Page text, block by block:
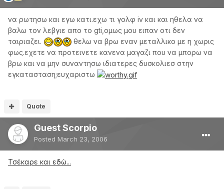
να ρωτησω και εγω κατι.εχω τι γολφ iv και και ηθελα να
βαλω τον λεβγιε απο το gti,ομως μου ειπαν οτι δεν
ταιριαζει.
θελω να βρω εναν μεταλλικο με η χωρις
φως.εχετε να προτεινετε κανενα μαγαζι που να μπορω να
βρω και να μην συναντησω ιδιατερες δυσκολιεσ στην
εγκατασταση;ευχαριστω
Quote
Guest Scorpio
Posted March 23, 2006
Τσέκαρε και εδώ...